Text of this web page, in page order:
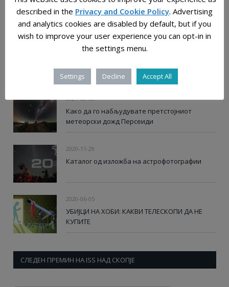
Растојанијата во универзумот: човечката
мерка на бескрајот
2024-06-21
на темното небо
2021-08-08
Како да го набљудувате претстојниот
метеорски дожд Персеиди
2020-11-29
Каталог од изложба на астрофотографии
2020-06-05
УБИЈЦИ НА ХОБИ: КАКВИ ТЕЛЕСКОПИ ДА НЕ
КУПИТЕ
СЛЕДЕН ПРЕМИН НА ISS НАД СКОПЈЕ
described in the Privacy and Cookie Policy. Advertising
and analytics cookies are disabled by default, but if you
wish to improve your user experience you can opt-in in
the settings menu.
Settings Decline Accept All